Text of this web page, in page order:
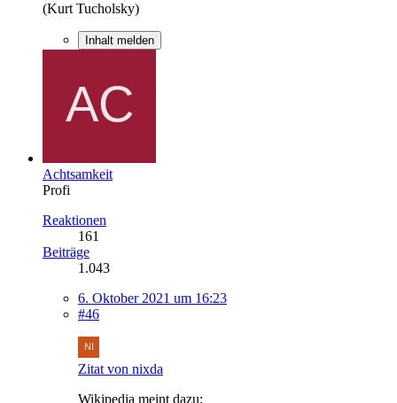
(Kurt Tucholsky)
Inhalt melden
Achtsamkeit
Profi
Reaktionen
161
Beiträge
1.043
6. Oktober 2021 um 16:23
#46
Zitat von nixda
Wikipedia meint dazu: